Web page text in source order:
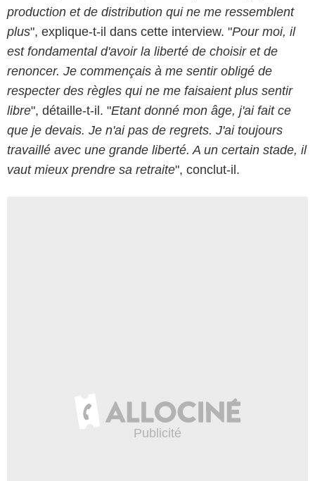
production et de distribution qui ne me ressemblent
plus", explique-t-il dans cette interview. "Pour moi, il
est fondamental d'avoir la liberté de choisir et de
renoncer. Je commençais à me sentir obligé de
respecter des règles qui ne me faisaient plus sentir
libre", détaille-t-il. "Etant donné mon âge, j'ai fait ce
que je devais. Je n'ai pas de regrets. J'ai toujours
travaillé avec une grande liberté. A un certain stade, il
vaut mieux prendre sa retraite", conclut-il.